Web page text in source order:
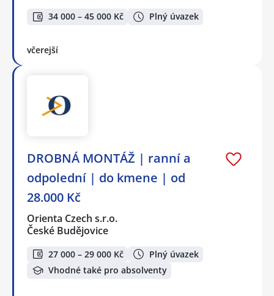
34 000 – 45 000 Kč Plný úvazek
včerejší
DROBNÁ MONTÁŽ | ranní a
odpolední | do kmene | od
28.000 Kč
Orienta Czech s.r.o.
České Budějovice
27 000 – 29 000 Kč
Plný úvazek
Vhodné také pro absolventy